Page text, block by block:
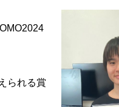
られる賞